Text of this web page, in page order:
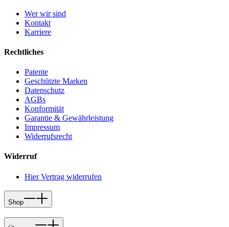
Wer wir sind
Kontakt
Karriere
Rechtliches
Patente
Geschützte Marken
Datenschutz
AGBs
Konformität
Garantie & Gewährleistung
Impressum
Widerrufsrecht
Widerruf
Hier Vertrag widerrufen
Shop